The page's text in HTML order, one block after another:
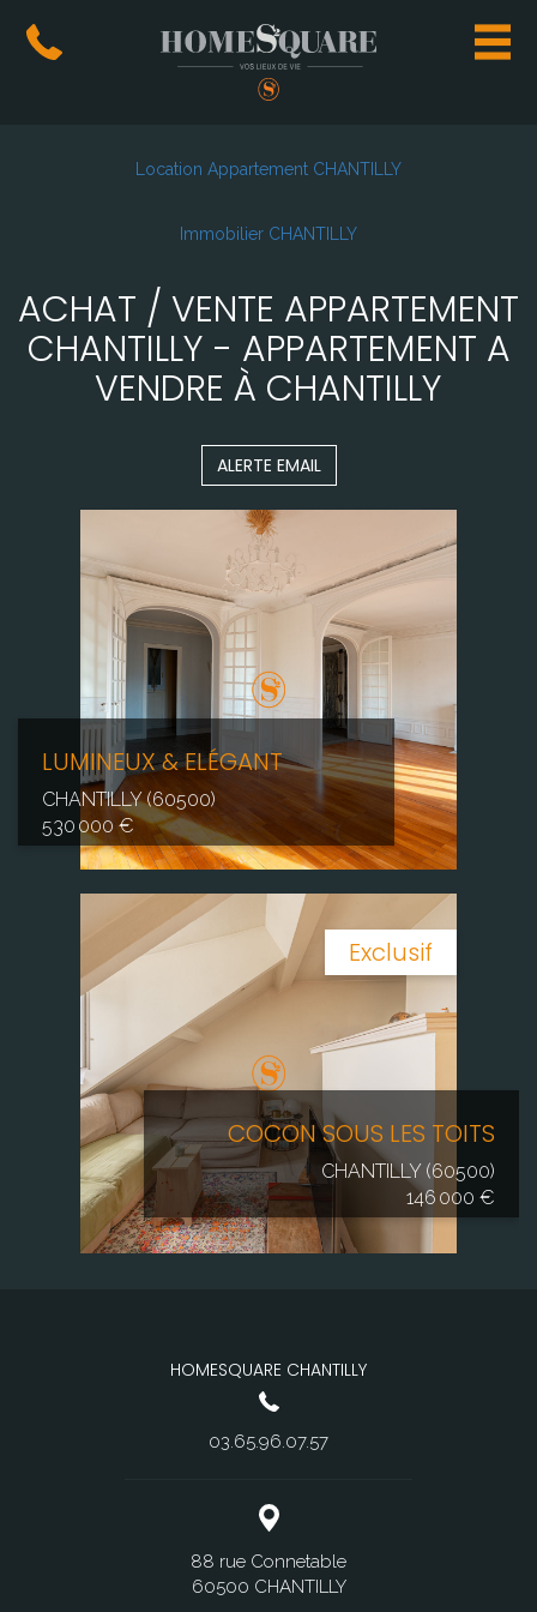
Location Appartement CHANTILLY
Immobilier CHANTILLY
ACHAT / VENTE APPARTEMENT
CHANTILLY - APPARTEMENT A
VENDRE À CHANTILLY
ALERTE EMAIL
LUMINEUX & ELÉGANT
CHANTILLY (60500)
530 000 €
Exclusif
COCON SOUS LES TOITS
CHANTILLY (60500)
146 000 €
HOMESQUARE CHANTILLY
03.65.96.07.57
88 rue Connetable
60500 CHANTILLY